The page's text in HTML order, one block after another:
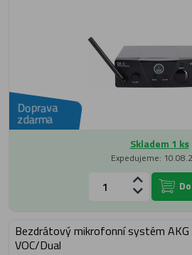
Doprava
zdarma
Skladem 1 ks
Expedujeme:
Bezdrátový mikrofonní systém
VOC/Dual